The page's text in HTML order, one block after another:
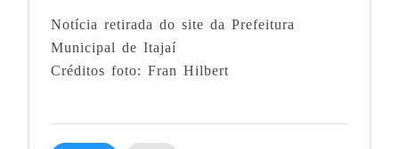
Notícia retirada do site da Prefeitura
Municipal de Itajaí
Créditos foto: Fran Hilbert